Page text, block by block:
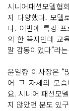
시니어패션모델협
지 다양했다. 모델
다. 이번에 특강
의 한 꼭지인데 교
말 감동이었다”라
윤일향 이사장은 “
어 그 자체의 모
요. 시니어 패션모
지 않았던 분도 있